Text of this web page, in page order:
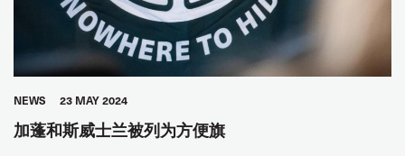
NEWS 23 MAY 2024
加蓬和斯威士兰被列为方便旗